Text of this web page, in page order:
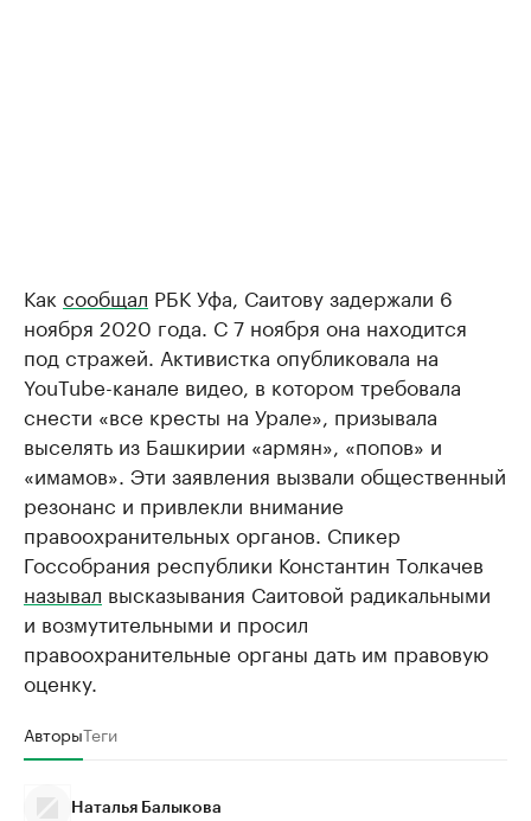
Как сообщал РБК Уфа, Саитову задержали 6
ноября 2020 года. С 7 ноября она находится
под стражей. Активистка опубликовала на
YouTube-канале видео, в котором требовала
снести «все кресты на Урале», призывала
выселять из Башкирии «армян», «попов» и
«имамов». Эти заявления вызвали общественный
резонанс и привлекли внимание
правоохранительных органов. Спикер
Госсобрания республики Константин Толкачев
называл высказывания Саитовой радикальными
и возмутительными и просил
правоохранительные органы дать им правовую
оценку.
АвторыТеги
Наталья Балыкова